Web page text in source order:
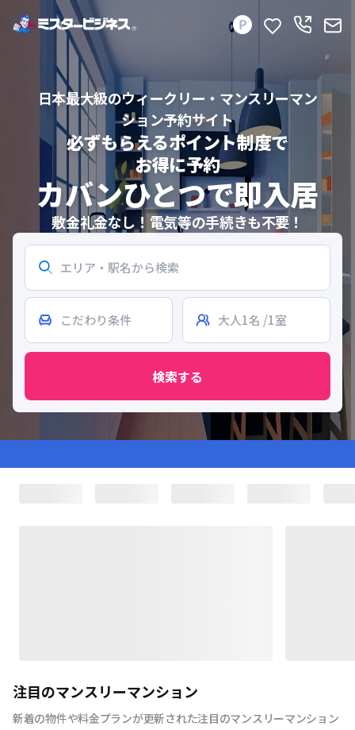
日本最大級のウィークリー・マンスリーマン
ション予約サイト
必ずもらえるポイント制度で
お得に予約
カバンひとつで即入居
敷金礼金なし！電気等の手続きも不要！
検索する
注目のマンスリーマンション
新着の物件や料金プランが更新された注目のマンスリーマンション